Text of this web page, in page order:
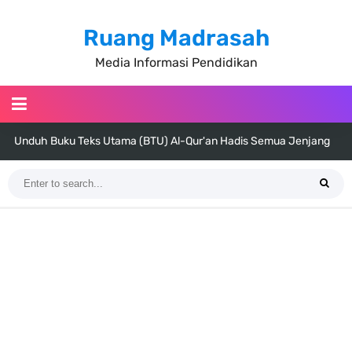
Ruang Madrasah
Media Informasi Pendidikan
Unduh Buku Teks Utama (BTU) Al-Qur'an Hadis Semua Jenjang